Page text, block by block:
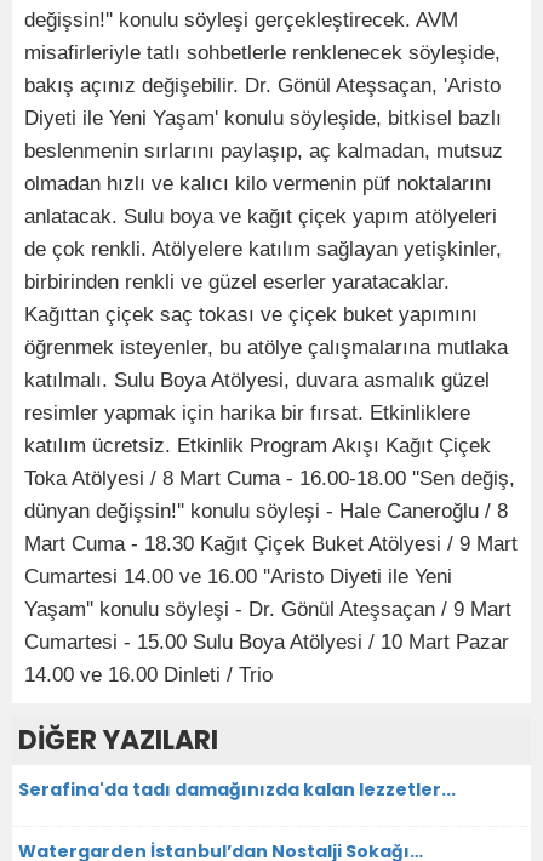
değişsin!'' konulu söyleşi gerçekleştirecek. AVM
misafirleriyle tatlı sohbetlerle renklenecek söyleşide,
bakış açınız değişebilir. Dr. Gönül Ateşsaçan, 'Aristo
Diyeti ile Yeni Yaşam' konulu söyleşide, bitkisel bazlı
beslenmenin sırlarını paylaşıp, aç kalmadan, mutsuz
olmadan hızlı ve kalıcı kilo vermenin püf noktalarını
anlatacak. Sulu boya ve kağıt çiçek yapım atölyeleri
de çok renkli. Atölyelere katılım sağlayan yetişkinler,
birbirinden renkli ve güzel eserler yaratacaklar.
Kağıttan çiçek saç tokası ve çiçek buket yapımını
öğrenmek isteyenler, bu atölye çalışmalarına mutlaka
katılmalı. Sulu Boya Atölyesi, duvara asmalık güzel
resimler yapmak için harika bir fırsat. Etkinliklere
katılım ücretsiz. Etkinlik Program Akışı Kağıt Çiçek
Toka Atölyesi / 8 Mart Cuma - 16.00-18.00 ''Sen değiş,
dünyan değişsin!'' konulu söyleşi - Hale Caneroğlu / 8
Mart Cuma - 18.30 Kağıt Çiçek Buket Atölyesi / 9 Mart
Cumartesi 14.00 ve 16.00 ''Aristo Diyeti ile Yeni
Yaşam'' konulu söyleşi - Dr. Gönül Ateşsaçan / 9 Mart
Cumartesi - 15.00 Sulu Boya Atölyesi / 10 Mart Pazar
14.00 ve 16.00 Dinleti / Trio
DİĞER YAZILARI
Serafina'da tadı damağınızda kalan lezzetler...
Watergarden İstanbul’dan Nostalji Sokağı…